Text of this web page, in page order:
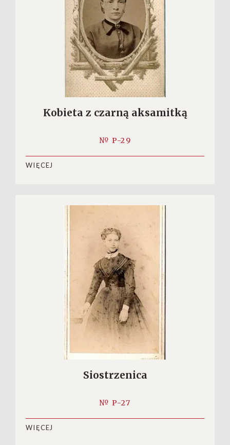
Kobieta z czarną aksamitką
№ P-29
WIĘCEJ
Siostrzenica
№ P-27
WIĘCEJ